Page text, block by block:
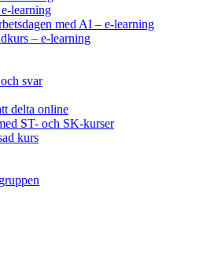
learning
med AI – e-learning
– e-learning
svar
delta online
ST- och SK-kurser
kurs